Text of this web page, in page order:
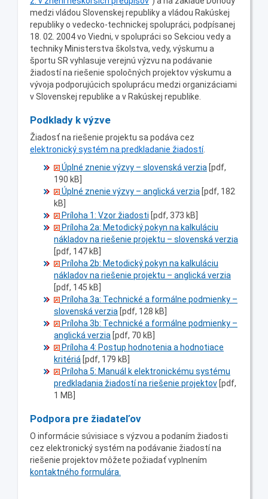
medzi vládou Slovenskej republiky a vládou Rakúskej
republiky o vedecko-technickej spolupráci, podpísanej
18. 02. 2004 vo Viedni, v spolupráci so Sekciou vedy a
techniky Ministerstva školstva, vedy, výskumu a
športu SR vyhlasuje verejnú výzvu na podávanie
žiadostí na riešenie spoločných projektov výskumu a
vývoja podporujúcich spoluprácu medzi organizáciami
v Slovenskej republike a v Rakúskej republike.
Podklady k výzve
Žiadosť na riešenie projektu sa podáva cez
elektronický systém na predkladanie žiadostí.
Úplné znenie výzvy – slovenská verzia [pdf,
190 kB]
Úplné znenie výzvy – anglická verzia [pdf, 182
kB]
Príloha 1: Vzor žiadosti [pdf, 373 kB]
Príloha 2a: Metodický pokyn na kalkuláciu
nákladov na riešenie projektu – slovenská verzia
[pdf, 147 kB]
Príloha 2b: Metodický pokyn na kalkuláciu
nákladov na riešenie projektu – anglická verzia
[pdf, 145 kB]
Príloha 3a: Technické a formálne podmienky –
slovenská verzia [pdf, 128 kB]
Príloha 3b: Technické a formálne podmienky –
anglická verzia [pdf, 70 kB]
Príloha 4: Postup hodnotenia a hodnotiace
kritériá [pdf, 179 kB]
Príloha 5: Manuál k elektronickému systému
predkladania žiadostí na riešenie projektov [pdf,
1 MB]
Podpora pre žiadateľov
O informácie súvisiace s výzvou a podaním žiadosti
cez elektronický systém na podávanie žiadostí na
riešenie projektov môžete požiadať vyplnením
kontaktného formulára.